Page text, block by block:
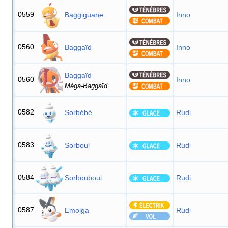
0559 Baggiguane Inno
0560 Baggaïd Inno
0560 Baggaïd
Méga-Baggaïd
Inno
0582 Sorbébé Rudi
0583 Sorboul Rudi
0584 Sorbouboul Rudi
0587 Emolga Rudi